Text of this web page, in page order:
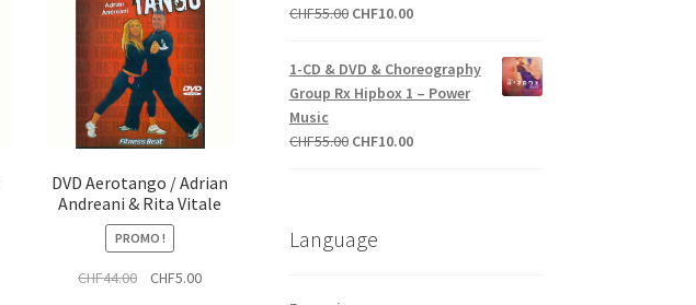
DVD Aerotango / Adrian
Andreani & Rita Vitale
PROMO !
CHF44.00
LeCHF5.00Le
CHF55.00 Le
initial
était :
CHF55.00.
CHF10.00Le
est :
1-CD & DVD & Choreography
Group Rx Hipbox 1 – Power
Music
CHF55.00 Le
CHF55.00.
CHF10.00Le
Language